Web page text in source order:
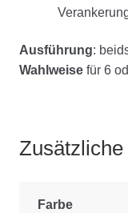
Ausführung:
Wahlweise für 6
Farbe